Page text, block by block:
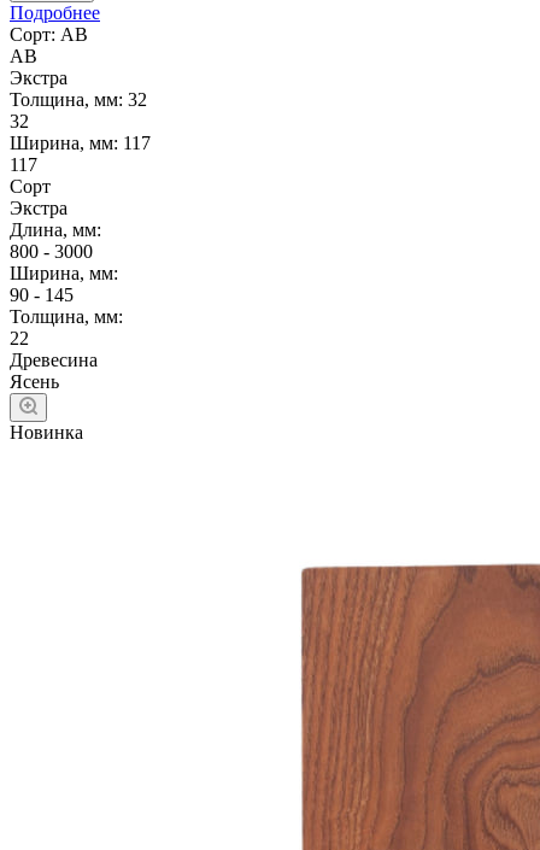
Подробнее
Сорт: АВ
АВ
Экстра
Толщина, мм: 32
32
Ширина, мм: 117
117
Сорт
Экстра
Длина, мм:
800 - 3000
Ширина, мм:
90 - 145
Толщина, мм:
22
Древесина
Ясень
Новинка